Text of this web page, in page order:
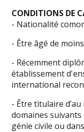
CONDITIONS DE
- Nationalité
- Être âgé de
- Récemment
établissement
international
- Être titulaire d’au
domaines
génie civile ou